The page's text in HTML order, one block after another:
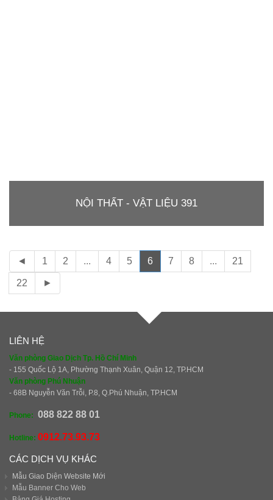
NỘI THẤT - VẬT LIỆU 391
◄ 1 2 ... 4 5 6 7 8 ... 21
22 ►
LIÊN HỆ
Văn phòng Giao Dịch Tp. Hồ Chí Minh
- 155 Quốc Lộ 1A, Phường Thạnh Xuân, Quận 12, TP.HCM
Văn phòng Phú Nhuận
- 68B Nguyễn Văn Trỗi, P.8, Q.Phú Nhuận, TP.HCM
Phone: 088 822 88 01
Hotline: 0912.73.93.73
CÁC DỊCH VỤ KHÁC
Mẫu Giao Diện Website Mới
Mẫu Banner Cho Web